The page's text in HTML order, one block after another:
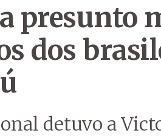
presunto
dos
detuvo a